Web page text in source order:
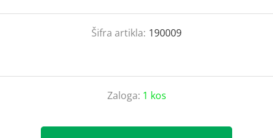
Šifra artikla: 190009
Zaloga: 1 kos